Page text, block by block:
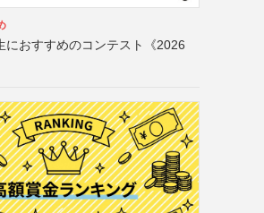
におすすめのコンテスト《2026